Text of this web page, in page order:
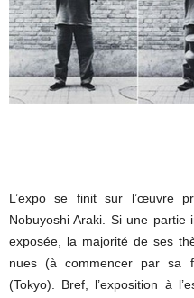
L’expo se finit sur l’œuvre
Nobuyoshi Araki. Si une
exposée, la majorité de ses
nues (à commencer par sa
(Tokyo). Bref, l’exposition à